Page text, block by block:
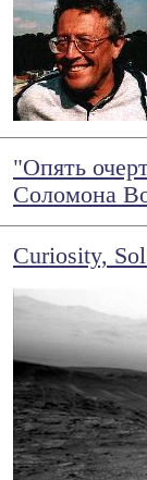
"Опять
Соломона
Curiosity,